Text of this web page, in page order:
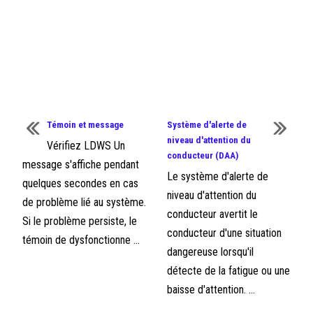
Témoin et message
Vérifiez LDWS Un
message s'affiche pendant
quelques secondes en cas
de problème lié au système.
Si le problème persiste, le
témoin de dysfonctionne ...
Système d'alerte de
niveau d'attention du
conducteur (DAA)
Le système d'alerte de
niveau d'attention du
conducteur avertit le
conducteur d'une situation
dangereuse lorsqu'il
détecte de la fatigue ou une
baisse d'attention. ...